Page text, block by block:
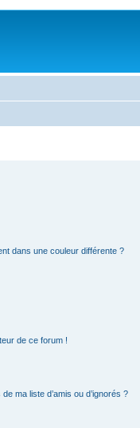
dans une couleur différente ?
de ce forum !
ma liste d’amis ou d’ignorés ?